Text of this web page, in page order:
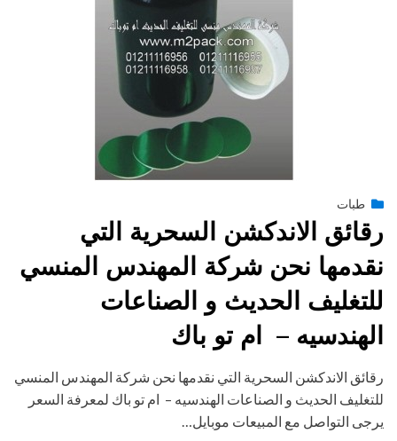
engmansyPosted
يناير 28, 2015
طبات
رقائق الاندكشن السحرية التي
نقدمها نحن شركة المهندس المنسي
للتغليف الحديث و الصناعات
الهندسيه – ام تو باك
رقائق الاندكشن السحرية التي نقدمها نحن شركة المهندس المنسي
للتغليف الحديث و الصناعات الهندسيه – ام تو باك لمعرفة السعر
يرجى التواصل مع المبيعات موبايل…